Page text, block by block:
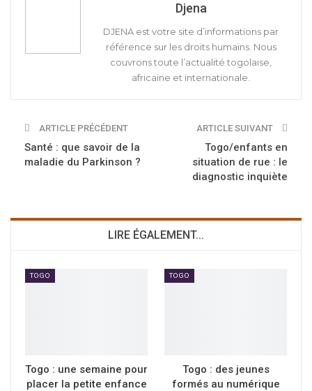
Djena
DJENA est votre site d’informations par
référence sur les droits humains. Nous
couvrons toute l’actualité togolaise,
africaine et internationale.
ARTICLE PRÉCÉDENT
Santé : que savoir de la
maladie du Parkinson ?
ARTICLE SUIVANT
Togo/enfants en
situation de rue : le
diagnostic inquiète
LIRE ÉGALEMENT...
TOGO
Togo : une semaine pour
placer la petite enfance
TOGO
Togo : des jeunes
formés au numérique